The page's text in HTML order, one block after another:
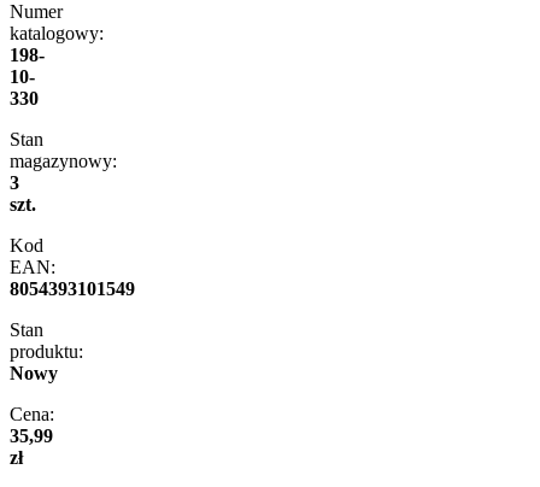
Numer
katalogowy:
198-
10-
330
Stan
magazynowy:
3
szt.
Kod
EAN:
8054393101549
Stan
produktu:
Nowy
Cena:
35,99
zł